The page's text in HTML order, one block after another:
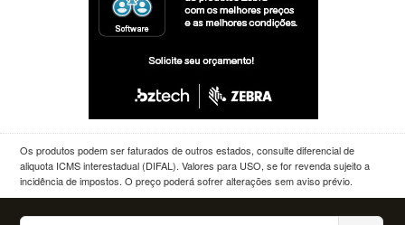
Os produtos podem ser faturados de outros estados, consulte diferencial de
aliquota ICMS interestadual (DIFAL). Valores para USO, se for revenda sujeito a
incidência de impostos. O preço poderá sofrer alterações sem aviso prévio.